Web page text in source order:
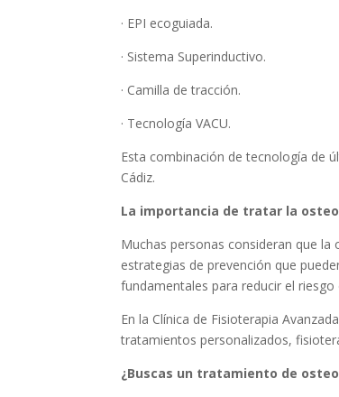
· EPI ecoguiada.
· Sistema Superinductivo.
· Camilla de tracción.
· Tecnología VACU.
Esta combinación de tecnología de
Cádiz.
La importancia de tratar la
Muchas personas consideran que
estrategias de prevención que
fundamentales para reducir el
En la Clínica de Fisioterapia
tratamientos personalizados,
¿Buscas un tratamiento de